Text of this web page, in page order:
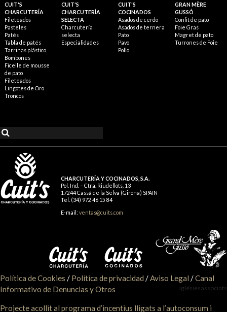
CUIT'S
CHARCUTERÍA
Fileteados
Pasteles
Patés
Tabla de patés
Tarrinas plástico
Bombones
Ficelle de mousse
de pato
Fileteados
Lingotes de Oro
Troncos
CUIT'S
CHARCUTERÍA
SELECTA
Charcutería
selecta
Especialidades
CUIT'S
COCINADOS
Asados de cerdo
Asados de ternera
Pato
Pavo
Pollo
GRAN MÈRE
GUSSÓ
Confit de pato
Foie Gras
Magret de pato
Turrones de Foie
CHARCUTERÍA Y COCINADOS, S.A.
Pol. Ind. – Ctra. Riudellots, 13
17244 Cassà de la Selva (Girona) SPAIN
Tel. (34) 972 46 15 84
E-mail: ventas@cuits.com
Política de Cookies / Política de privacidad / Aviso Legal /Canal
Informativo de Denuncias y Otros
iglésiesassociats
Projecte acollit al programa d’incentius lligats a l’autoconsum i